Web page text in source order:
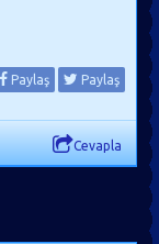
Paylaş Paylaş
Cevapla